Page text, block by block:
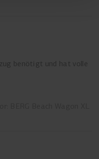
benötigt und hat volle